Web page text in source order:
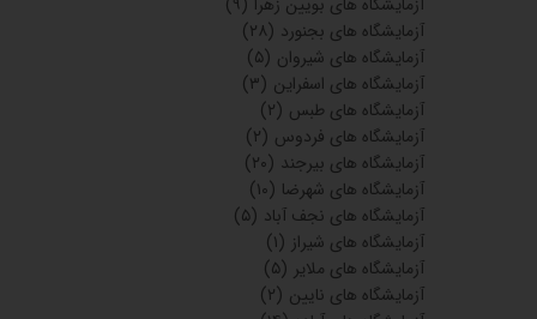
آزمایشگاه های لردگان (۳)
آزمایشگاه های فارسان شهرکرد
آزمایشگاه های بروجن
آزمایشگاه های اردل شهرکرد
آزمایشگاه های بروجن
(۴)
آزمایشگاه های آبدانان (۲)
آزمایشگاه های مهران
آزمایشگاه های ایوان (۲)
آزمایشگاه های مهاباد (۴)
آزمایشگاه های میاندوآب
آزمایشگاه های رامسر (۶)
آزمایشگاه های عباس آباد